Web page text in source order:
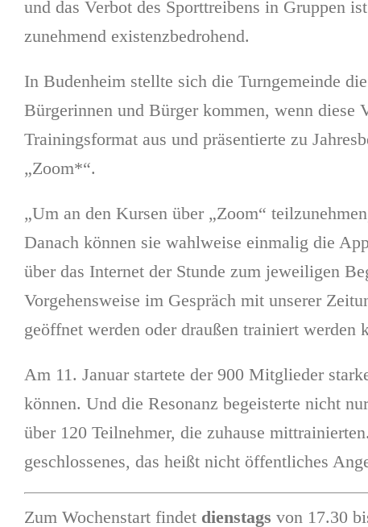
und das Verbot des Sporttreibens in Gruppen
zunehmend existenzbedrohend.
In Budenheim stellte sich die Turngemeinde
Bürgerinnen und Bürger kommen, wenn diese
Trainingsformat aus und präsentierte zu
„Zoom*“.
„Um an den Kursen über „Zoom“
Danach können sie wahlweise einmalig die
über das Internet der Stunde zum jeweiligen
Vorgehensweise im Gespräch mit unserer
geöffnet werden oder draußen trainiert werden
Am 11. Januar startete der 900 Mitglieder
können. Und die Resonanz begeisterte nicht
über 120 Teilnehmer, die zuhause
geschlossenes, das heißt nicht öffentliches
Zum Wochenstart findet dienstags von 17.30